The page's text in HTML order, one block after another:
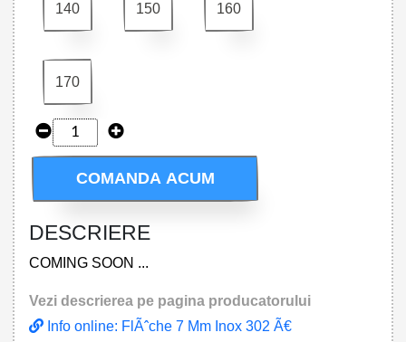
140 150 160
170
COMANDA ACUM
DESCRIERE
COMING SOON ...
Vezi descrierea pe pagina producatorului
Info online: FlÃˆche 7 Mm Inox 302 Ã€